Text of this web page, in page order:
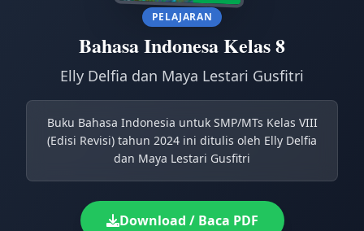
PELAJARAN
Bahasa Indonesa Kelas 8
Elly Delfia dan Maya Lestari Gusfitri
Buku Bahasa Indonesia untuk SMP/MTs Kelas VIII
(Edisi Revisi) tahun 2024 ini ditulis oleh Elly Delfia
dan Maya Lestari Gusfitri
Download / Baca PDF